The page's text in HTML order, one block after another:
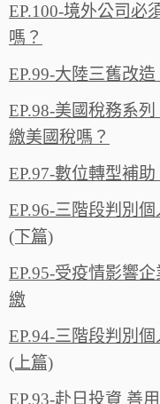
EP.100-境外公司必
嗎？
EP.99-大陸三舊改
EP.98-美國稅務系
繳美國稅嗎？
EP.97-數位轉型補
EP.96-三階段判別
(下篇)
EP.95-受疫情影響
繳
EP.94-三階段判別
(上篇)
EP.93-赴日投資 善